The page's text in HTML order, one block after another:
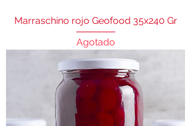
Marraschino rojo Geofood 35x240 Gr
Agotado